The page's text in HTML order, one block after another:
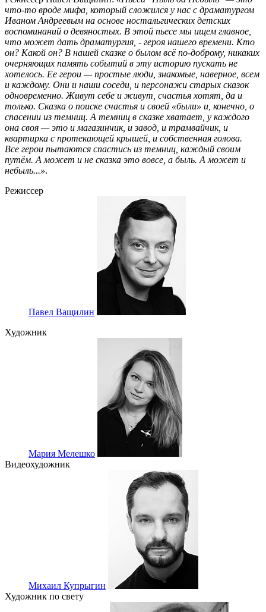
что-то вроде мифа, который сложился у нас с драматургом
Иваном Андреевым на основе ностальгических детских
воспоминаний о девяностых. В этой пьесе мы ищем главное,
что может дать драматургия, - героя нашего времени. Кто
он? Какой он? В нашей сказке о былом всё по-доброму, никаких
очерняющих память событий в эту историю пускать не
хотелось. Ее герои — простые люди, знакомые, наверное, всем
и каждому. Они и наши соседи, и персонажи старых сказок
одновременно. Живут себе и живут, счастья хотят, да и
только. Сказка о поиске счастья и своей «были» и, конечно, о
спасении из темниц. А темниц в сказке хватает, у каждого
она своя — это и магазинчик, и завод, и трамвайчик, и
квартирка с протекающей крышей, и собственная голова.
Все герои пытаются спастись из темниц, каждый своим
путём. А может и не сказка это вовсе, а быль. А может и
небыль...».
Режиссер
Павел Ващилин
Художник
Мария Мелешко
Видеохудожник
Михаил Купрыгин
Художник по свету